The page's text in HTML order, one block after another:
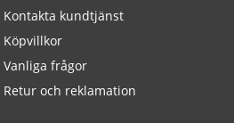
Kontakta kundtjänst
Köpvillkor
Vanliga frågor
Retur och reklamation